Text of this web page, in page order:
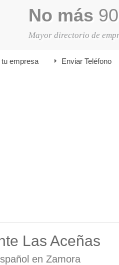
No más
Mayor directorio de
tu empresa Enviar Teléfono
Las Aceñas
en Zamora